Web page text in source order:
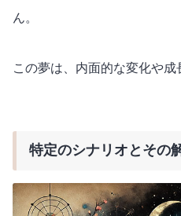
ん。
この夢は、内面的な変化や成
特定のシナリオとその